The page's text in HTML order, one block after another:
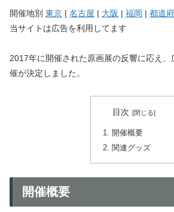
開催地別 東京 | 名古屋 | 大阪 | 福岡 | 都道
当サイトは広告を利用してます
2017年に開催された原画展の反響に応え、
催が決定しました。
目次
開催概要
関連グッズ
開催概要